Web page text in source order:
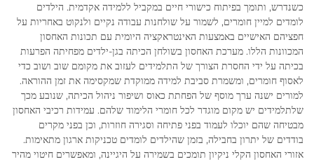
כשנדרש, ותומך בפיתוח כישורי חיים במקביל ללמידה אקדמית. הילדים
לומדים למיין חומרים, לשמור על שולחנות עבודה נקיים ולנקוט באחריות על
חפציהם האישיים באמצעות האינטראקציה היומית עם תכונות האחסון
המכוונות הללו. מערכת האחסון בשולחן הכיתה בגן-ילדים מפחיתה הפרעות
בכיתה על ידי החסרת הצורך של התלמידים לעזוב את מקומם שוב ושוב כדי
לאסוף חומרים, ומשמרת סביבת למידה ממוקדת שמקסימה את זמן ההוראה.
למורים ישנה ערך מוסף של הפחתת כאוס ושיפור ניהול הכיתה, שנובע מכך
שלתלמידים יש מקום מוגדר לכל חומרי הלימוד שלהם. עמידות רכיבי האחסון
מבטיחה שהם יוכלו לעמוד בפני פתיחה וסגירה חוזרות, וכן בפני מקרים
בודדים של יתרון בחבילה, בזמן שהילדים לומדים טכניקות ארגון מתאימות.
אזורי האחסון הקלי ניקיון תומכים בשמירה על היגיינה, ומאפשרים חיטוי מהיר